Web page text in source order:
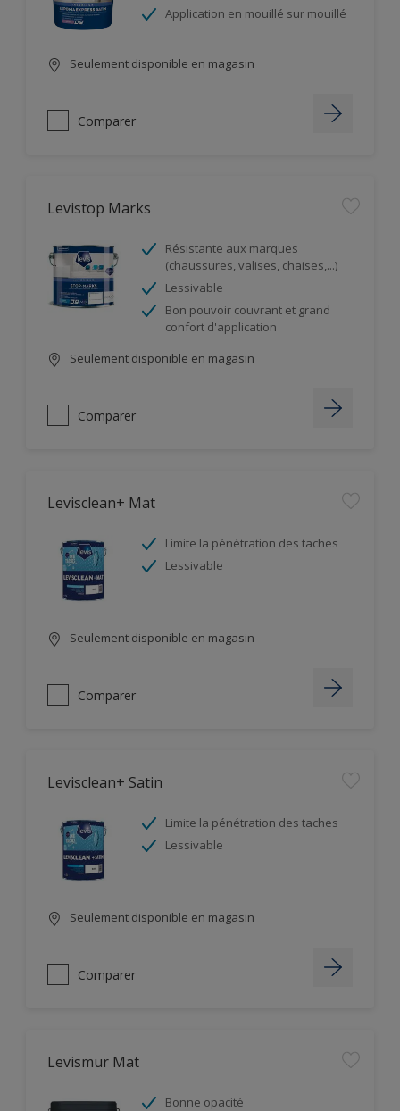
Application en mouillé sur mouillé
Seulement disponible en magasin
Comparer
Levistop Marks
Résistante aux marques
(chaussures, valises, chaises,...)
Lessivable
Bon pouvoir couvrant et grand
confort d'application
Seulement disponible en magasin
Comparer
Levisclean+ Mat
Limite la pénétration des taches
Lessivable
Seulement disponible en magasin
Comparer
Levisclean+ Satin
Limite la pénétration des taches
Lessivable
Seulement disponible en magasin
Comparer
Levismur Mat
Bonne opacité